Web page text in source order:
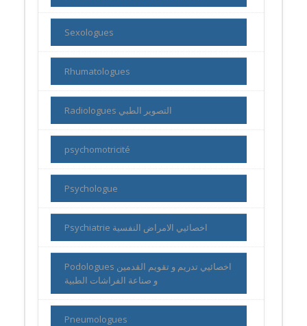
Sexologues
Rhumatologues
Radiologues التصوير الطبي
psychomotricité
Psychologue
Psychiatrie اخصائيي الامراض النفسية
Podologues اخصائيي تدريم و تقويم القدمين
و صناعة الفراشات الطبية
Pneumologues